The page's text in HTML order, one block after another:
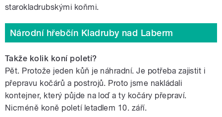
starokladrubskými koňmi.
Národní hřebčín Kladruby nad Laberm
Takže kolik koní poletí?
Pět. Protože jeden kůň je náhradní. Je potřeba zajistit i
přepravu kočárů a postrojů. Proto jsme nakládali
kontejner, který půjde na loď a ty kočáry přepraví.
Nicméně koně poletí letadlem 10. září.